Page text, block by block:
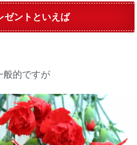
ゼントといえば
般的ですが